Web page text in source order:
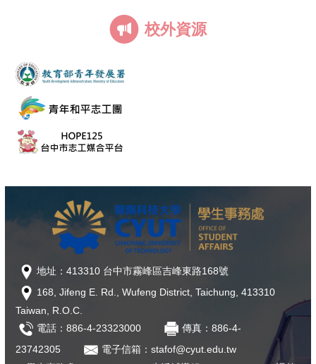
校外資源
地址：413310 台中市霧峰區吉峰東路168號
168, Jifeng E. Rd., Wufeng District, Taichung, 413310
Taiwan, R.O.C.
電話：886-4-23323000
傳真：886-4-
23742305
電子信箱：stafof@cyut.edu.tw